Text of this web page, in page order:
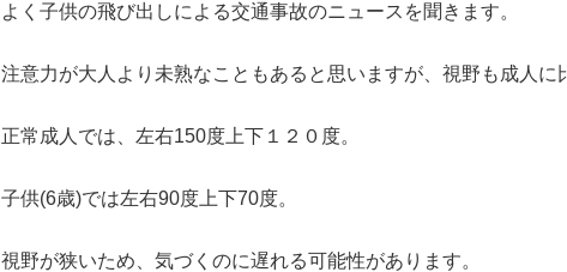
よく子供の飛び出しによる交通事故のニュースを聞きます。
注意力が大人より未熟なこともあると思いますが、視野も成人に
正常成人では、左右150度上下１２０度。
子供(6歳)では左右90度上下70度。
視野が狭いため、気づくのに遅れる可能性があります。